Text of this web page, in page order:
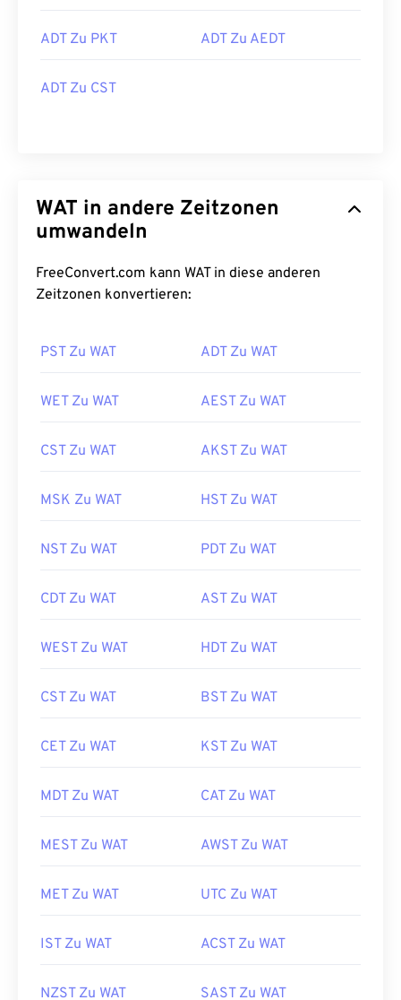
ADT Zu PKT ADT Zu AEDT
ADT Zu CST
WAT in andere Zeitzonen
umwandeln
FreeConvert.com kann WAT in diese anderen
Zeitzonen konvertieren:
PST Zu WAT ADT Zu WAT
WET Zu WAT AEST Zu WAT
CST Zu WAT AKST Zu WAT
MSK Zu WAT HST Zu WAT
NST Zu WAT PDT Zu WAT
CDT Zu WAT AST Zu WAT
WEST Zu WAT HDT Zu WAT
CST Zu WAT BST Zu WAT
CET Zu WAT KST Zu WAT
MDT Zu WAT CAT Zu WAT
MEST Zu WAT AWST Zu WAT
MET Zu WAT UTC Zu WAT
IST Zu WAT ACST Zu WAT
NZST Zu WAT SAST Zu WAT